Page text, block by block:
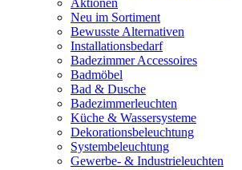
Aktionen
Neu im Sortiment
Bewusste Alternativen
Installationsbedarf
Badezimmer Accessoires
Badmöbel
Bad & Dusche
Badezimmerleuchten
Küche & Wassersysteme
Dekorationsbeleuchtung
Systembeleuchtung
Gewerbe- & Industrieleuchten